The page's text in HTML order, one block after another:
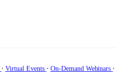
∙ Virtual Events ∙ On-Demand Webinars ∙